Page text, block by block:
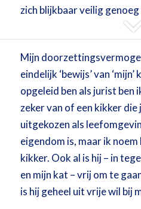
zich blijkbaar veilig
Mijn
eindelijk ‘bewijs’ van
opgeleid ben als jurist ben
zeker van of een kikker
uitgekozen als
eigendom is, maar ik noem
kikker. Ook al is hij – in
en mijn kat – vrij om te
is hij geheel uit vrije wil bij